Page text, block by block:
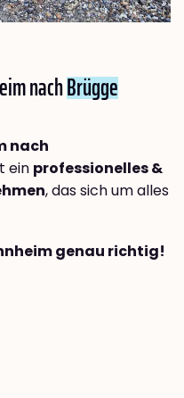
nachBrügge
nach
ein professionelles &
, das sich um alles
genau richtig!